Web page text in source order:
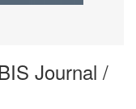
Journal /